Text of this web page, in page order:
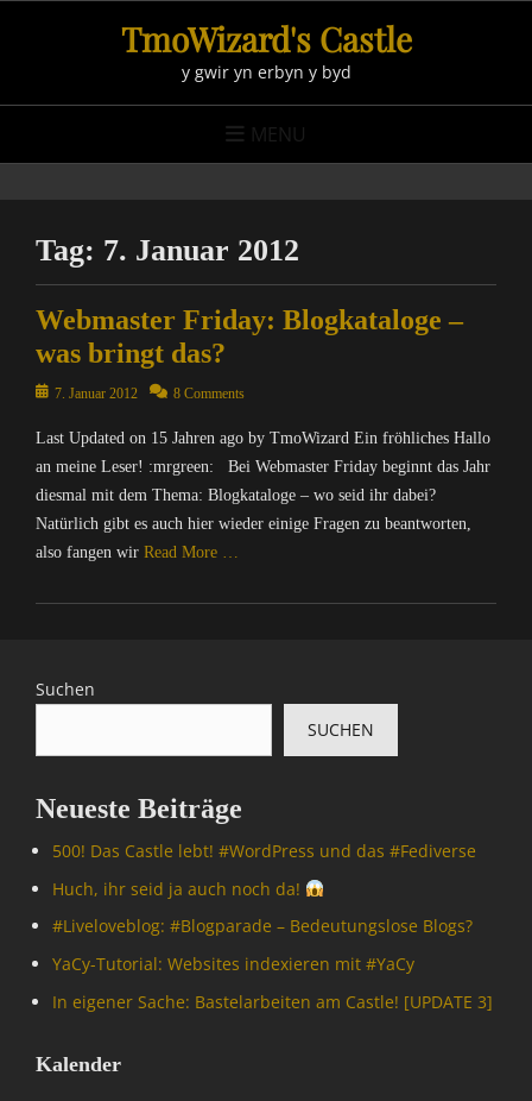
TmoWizard's Castle
y gwir yn erbyn y byd
MENU
Tag: 7. Januar 2012
Webmaster Friday: Blogkataloge –
was bringt das?
Posted7. Januar 2012 8 Comments
Last Updated on 15 Jahren ago by TmoWizard Ein fröhliches Hallo
an meine Leser! :mrgreen: Bei Webmaster Friday beginnt das Jahr
diesmal mit dem Thema: Blogkataloge – wo seid ihr dabei?
Natürlich gibt es auch hier wieder einige Fragen zu beantworten,
also fangen wir Read More …
Categories
p
t
r
I
e
e
Suchen
SUCHEN
Neueste Beiträge
500! Das Castle lebt! #WordPress und das #Fediverse
Huch, ihr seid ja auch noch da!
#Livelove­blog: #Blogparade – Bedeutungslose Blogs?
YaCy-Tutorial: Websites indexieren mit #YaCy
In eigener Sache: Bastelarbeiten am Castle! [UPDATE 3]
Kalender